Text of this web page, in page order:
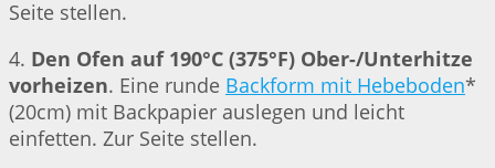
Seite stellen.
4. Den Ofen auf 190°C (375°F) Ober-/Unterhitze
vorheizen. Eine runde Backform mit Hebeboden*
(20cm) mit Backpapier auslegen und leicht
einfetten. Zur Seite stellen.